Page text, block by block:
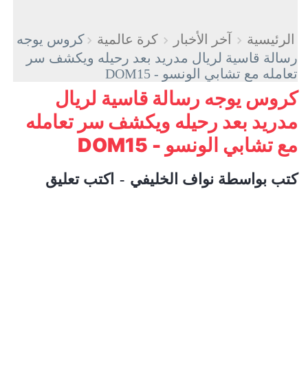
الرئيسية آخر الأخبار كرة عالمية
كروس يوجه
رسالة قاسية لريال مدريد بعد رحيله ويكشف سر
تعامله مع تشابي الونسو - DOM15
كروس يوجه رسالة قاسية لريال
مدريد بعد رحيله ويكشف سر تعامله
مع تشابي الونسو - DOM15
كتب بواسطة نواف الخليفي اكتب تعليق